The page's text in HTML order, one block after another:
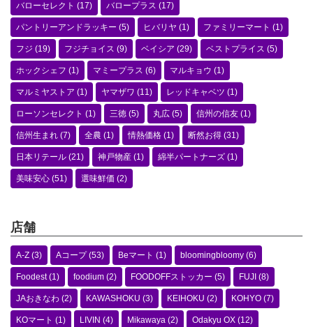
バローセレクト (17) バロープラス (17)
パントリーアンドラッキー (5) ヒバリヤ (1) ファミリーマート (1)
フジ (19) フジチョイス (9) ベイシア (29) ベストプライス (5)
ホックシェフ (1) マミープラス (6) マルキョウ (1)
マルミヤストア (1) ヤマザワ (11) レッドキャベツ (1)
ローソンセレクト (1) 三徳 (5) 丸広 (5) 信州の信友 (1)
信州生まれ (7) 全農 (1) 情熱価格 (1) 断然お得 (31)
日本リテール (21) 神戸物産 (1) 綿半パートナーズ (1)
美味安心 (51) 選味鮮価 (2)
店舗
A-Z (3) Aコープ(53) Beマート (1) bloomingbloomy (6)
Foodest(1) foodium (2) FOODOFFストッカー (5) FUJI (8)
JAおきなわ (2) KAWASHOKU (3) KEIHOKU (2) KOHYO (7)
KOマート (1) LIVIN (4) Mikawaya (2) Odakyu OX (12)